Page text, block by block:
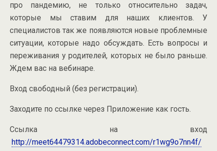
про пандемию, не только относительно задач,
которые мы ставим для наших клиентов. У
специалистов так же появляются новые проблемные
ситуации, которые надо обсуждать. Есть вопросы и
переживания у родителей, которых не было раньше.
Ждем вас на вебинаре.
Вход свободный (без регистрации).
Заходите по ссылке через Приложение как гость.
Ссылка на вход
http://meet64479314.adobeconnect.com/r1wg9o7nn4f/